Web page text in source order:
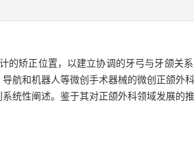
矫正位置，以建立协调的牙弓与牙颌关
航和机器人等微创手术器械的微创正颌外
统性阐述。鉴于其对正颌外科领域发展的